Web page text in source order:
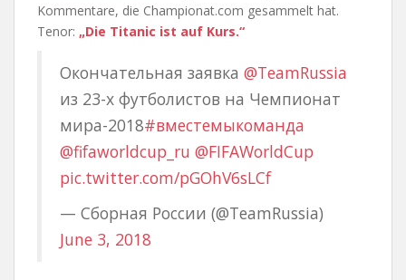
Kommentare, die Championat.com gesammelt hat.
Tenor: „Die Titanic ist auf Kurs.“
Окончательная заявка @TeamRussia
из 23-х футболистов на Чемпионат
мира-2018#вместемыкоманда
@fifaworldcup_ru @FIFAWorldCup
pic.twitter.com/pGOhV6sLCf
— Сборная России (@TeamRussia)
June 3, 2018